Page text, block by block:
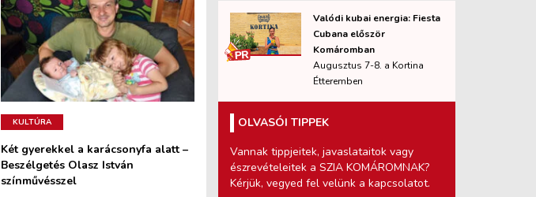
KULTÚRA
Két gyerekkel a karácsonyfa alatt –
Beszélgetés Olasz István
színművésszel
Valódi kubai energia: Fiesta
Cubana először
Komáromban
Augusztus 7-8. a Kortina
Étteremben
OLVASÓI TIPPEK
Vannak tippjeitek, javaslataitok vagy
észrevételeitek a SZIA KOMÁROMNAK?
Kérjük, vegyed fel velünk a kapcsolatot.